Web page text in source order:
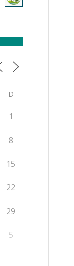
D
1
8
15
22
29
5